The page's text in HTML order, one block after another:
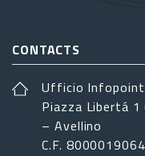
CONTACTS
Ufficio Infopoint
Piazza Libertá 1
– Avellino
C.F.